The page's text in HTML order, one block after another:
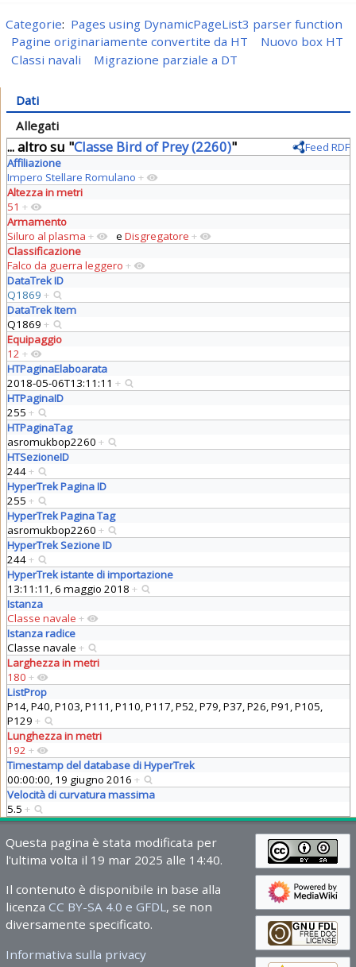
Categorie: Pages using DynamicPageList3 parser function
Pagine originariamente convertite da HT
Nuovo box HT
Classi navali
Migrazione parziale a DT
Dati
Allegati
... altro su "Classe Bird of Prey (2260)"
Feed RDF
Affiliazione
Impero Stellare Romulano +
Altezza in metri
51 +
Armamento
Siluro al plasma + e Disgregatore +
Classificazione
Falco da guerra leggero +
DataTrek ID
Q1869 +
DataTrek Item
Q1869 +
Equipaggio
12 +
HTPaginaElaboarata
2018-05-06T13:11:11 +
HTPaginaID
255 +
HTPaginaTag
asromukbop2260 +
HTSezioneID
244+
HyperTrek Pagina ID
255 +
HyperTrek Pagina Tag
asromukbop2260 +
HyperTrek Sezione ID
244+
HyperTrek istante di importazione
13:11:11, 6 maggio 2018 +
Istanza
Classe navale +
Istanza radice
Classe navale +
Larghezza in metri
180 +
ListProp
P14, P40, P103, P111, P110, P117, P52, P79, P37, P26, P91, P105,
P129 +
Lunghezza in metri
192 +
Timestamp del database di HyperTrek
00:00:00, 19 giugno 2016 +
Velocità di curvatura massima
5.5 +
Questa pagina è stata modificata per
l'ultima volta il 19 mar 2025 alle 14:40.
Il contenuto è disponibile in base alla
licenza CC BY-SA 4.0 e GFDL, se non
diversamente specificato.
Informativa sulla privacy